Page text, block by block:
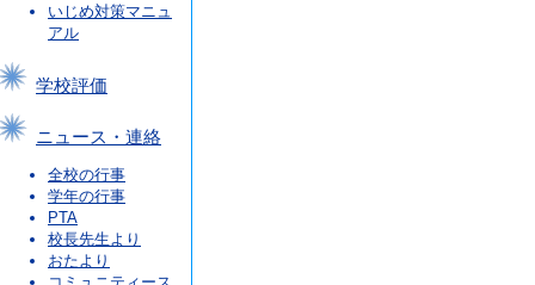
いじめ対策マニュ
アル
学校評価
ニュース・連絡
全校の行事
学年の行事
PTA
校長先生より
おたより